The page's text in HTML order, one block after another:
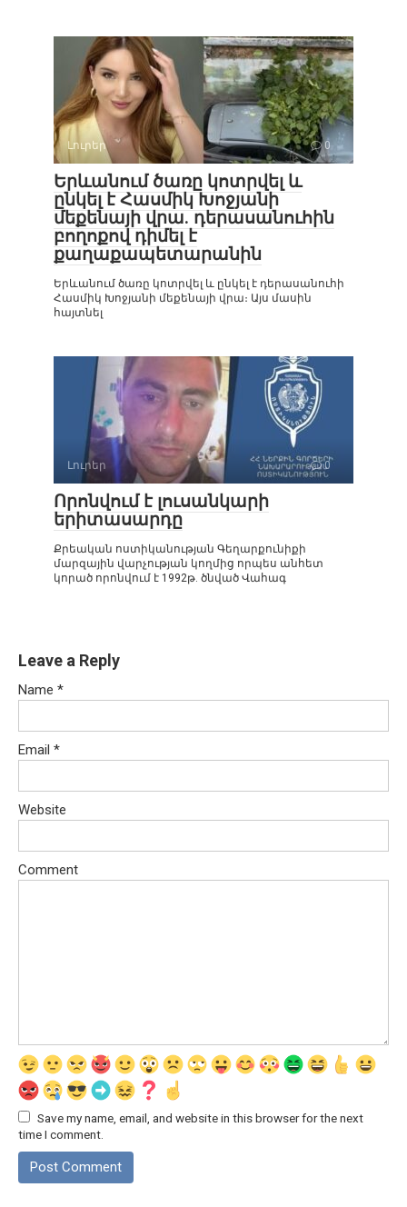
Լուրեր 0
Երևանում ծառը կոտրվել և
ընկել է Հասմիկ Խոջյանի
մեքենայի վրա. դերասանուհին
բողոքով դիմել է
քաղաքապետարանին
Երևանում ծառը կոտրվել և ընկել է դերասանուհի
Հասմիկ Խոջյանի մեքենայի վրա։ Այս մասին
հայտնել
Լուրեր 0
Որոնվում է լուսանկարի
երիտասարդը
Քրեական ոստիկանության Գեղարքունիքի
մարզային վարչության կողմից որպես անհետ
կորած որոնվում է 1992թ. ծնված Վահագ
Leave a Reply
Name *
Email *
Website
Comment
Save my name, email, and website in this browser for the next
time I comment.